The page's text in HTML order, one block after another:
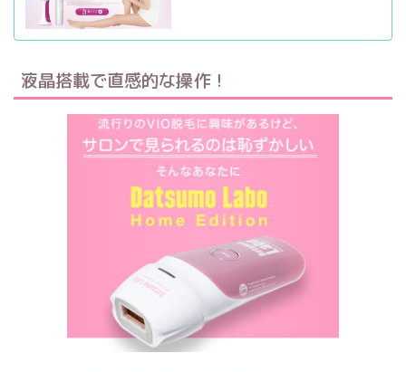
液晶搭載で直感的な操作！